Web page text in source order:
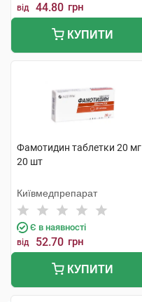
від 44.80 грн
КУПИТИ
Фамотидин таблетки 20 мг
20 шт
Київмедпрепарат
Є в наявності
від 52.70 грн
КУПИТИ